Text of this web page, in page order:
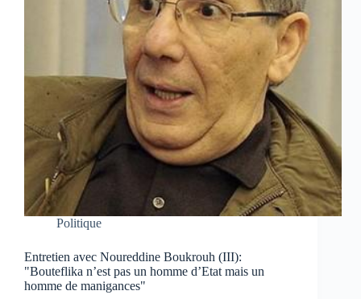
Politique
Entretien avec Noureddine Boukrouh (III):
"Bouteflika n’est pas un homme d’Etat mais un
homme de manigances"